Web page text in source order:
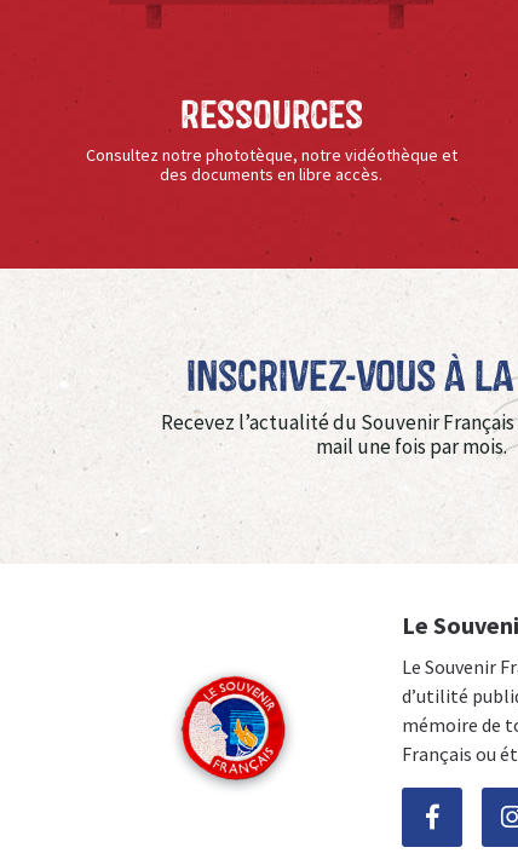
Ressources
Consultez notre phototèque, notre vidéothèque et
des documents en libre accès.
Inscrivez-vous à
Recevez l’actualité du Souvenir
mail une fois par mois.
Le
Le Souvenir
d’utilité
mémoire de
Français ou